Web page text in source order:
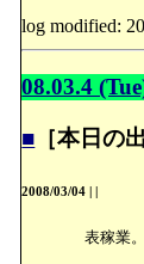
log modified:
08.03.4
■ ［本日の
2008/03/04 ||
表稼業。